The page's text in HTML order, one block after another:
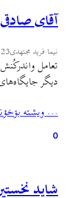
آقای
نیما فرید مجتهدی
تعامل
دیگر
… ويشته
0
شاید